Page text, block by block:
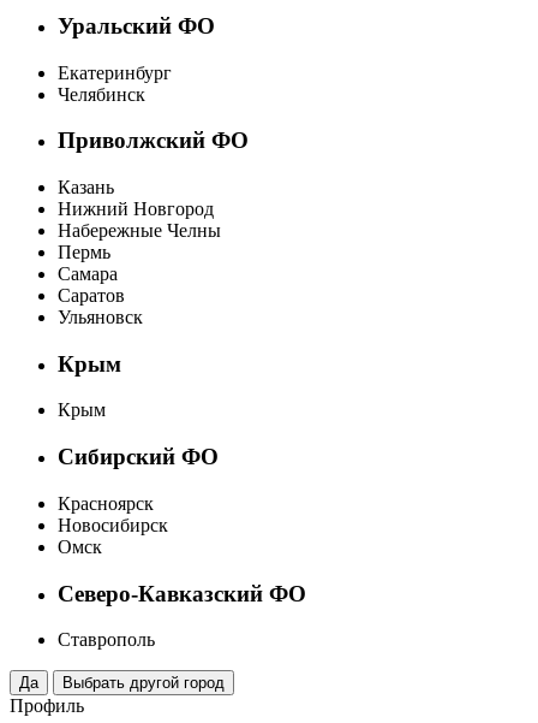
Уральский ФО
Екатеринбург
Челябинск
Приволжский ФО
Казань
Нижний Новгород
Набережные Челны
Пермь
Самара
Саратов
Ульяновск
Крым
Крым
Сибирский ФО
Красноярск
Новосибирск
Омск
Северо-Кавказский ФО
Ставрополь
Профиль